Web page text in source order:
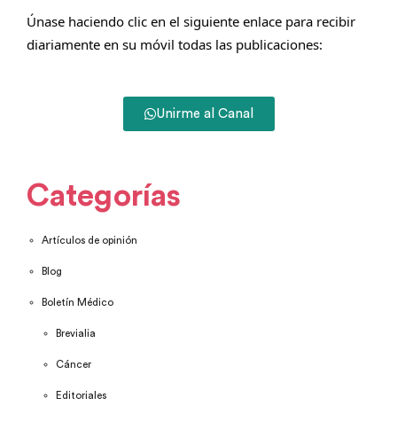
Únase haciendo clic en el siguiente enlace para recibir
diariamente en su móvil todas las publicaciones:
Unirme al Canal
Categorías
Artículos de opinión
Blog
Boletín Médico
Brevialia
Cáncer
Editoriales